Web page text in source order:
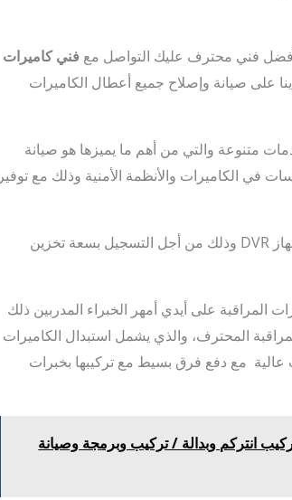
فني محترف عليك التواصل مع فني كاميرات
على صيانة وإصلاح جميع أعطال الكاميرات
متنوعة والتي من أهم ما يميزها هو صيانة
في الكاميرات والأنظمة الأمنية وذلك مع توفير
كذلك يتم توفير كاميرات مجهزة بنظام NVR وجهاز DVR وذلك من أجل التسجيل بسعة تخزين
المراقبة على أيدي أمهر الخبراء المدربين ذلك
المحترف، والذي يشمل استبدال الكاميرات
عالية مع دفع فرق بسيط مع تركيبها بخبرات
كبد/ 67676683/ تركيب انتركم وبدالة / تركيب وبرمجة وصيانة